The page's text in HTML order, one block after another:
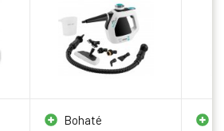
Bohaté